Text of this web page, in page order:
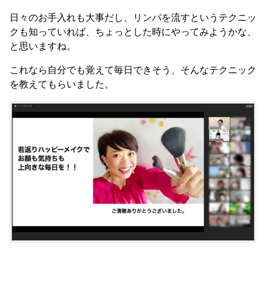
日々のお手入れも大事だし、リンパを流すというテクニッ
クも知っていれば、ちょっとした時にやってみようかな、
と思いますね。
これなら自分でも覚えて毎日できそう、そんなテクニック
を教えてもらいました。